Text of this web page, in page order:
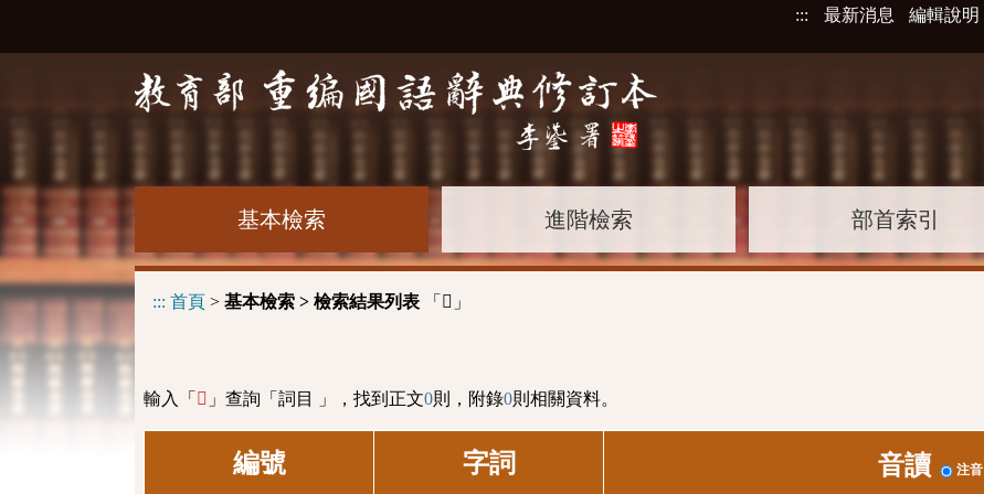
::: 最新消息 編輯說明
基本檢索 進階檢索 部首索引
::: 首頁 > 基本檢索 > 檢索結果列表 「 」
輸入「 」查詢「詞目 」，找到正文0則，附錄0則相關資料。
編號 字詞 音讀 注音